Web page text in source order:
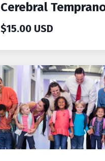
Cerebral
$15.00 USD